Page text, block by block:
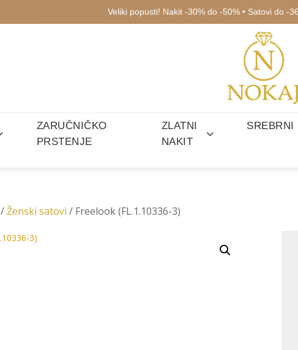
Veliki popusti! Nakit -30% do -50% • Satovi do -
ZARUČNIČKO
PRSTENJE
ZLATNI
NAKIT
SREBRNI
/Ženski satovi / Freelook (FL.1.10336-3)